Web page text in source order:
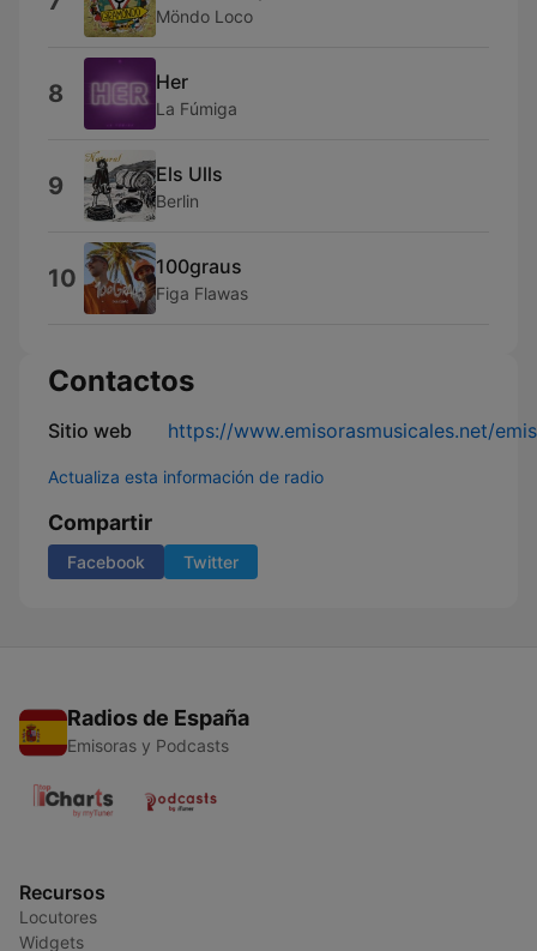
Möndo Loco
8 Her
La Fúmiga
9 Els Ulls
Berlin
10 100graus
Figa Flawas
Contactos
Sitio web https://www.emisorasmusicales.net/
Actualiza esta información de radio
Compartir
Facebook Twitter
Radios de España
Emisoras y Podcasts
Recursos
Locutores
Widgets